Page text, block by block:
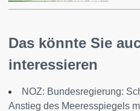
Das könnte Sie
interessieren
NOZ: Bundesregierung:
Anstieg des Meeresspiegels